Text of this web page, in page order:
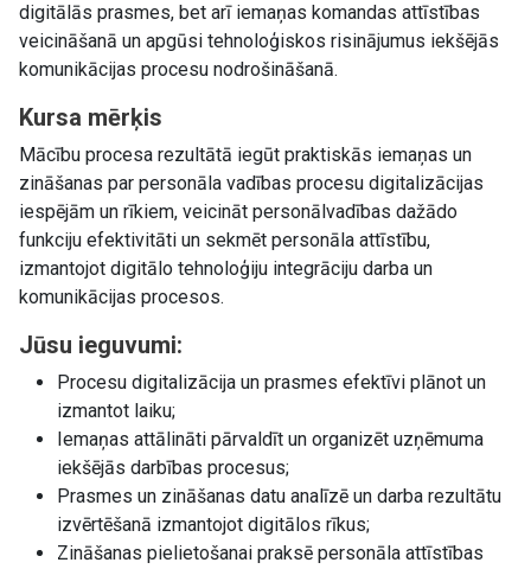
digitālās prasmes, bet arī iemaņas komandas attīstības
veicināšanā un apgūsi tehnoloģiskos risinājumus iekšējās
komunikācijas procesu nodrošināšanā.
Kursa mērķis
Mācību procesa rezultātā iegūt praktiskās iemaņas un
zināšanas par personāla vadības procesu digitalizācijas
iespējām un rīkiem, veicināt personālvadības dažādo
funkciju efektivitāti un sekmēt personāla attīstību,
izmantojot digitālo tehnoloģiju integrāciju darba un
komunikācijas procesos.
Jūsu ieguvumi:
Procesu digitalizācija un prasmes efektīvi plānot un
izmantot laiku;
Iemaņas attālināti pārvaldīt un organizēt uzņēmuma
iekšējās darbības procesus;
Prasmes un zināšanas datu analīzē un darba rezultātu
izvērtēšanā izmantojot digitālos rīkus;
Zināšanas pielietošanai praksē personāla attīstības